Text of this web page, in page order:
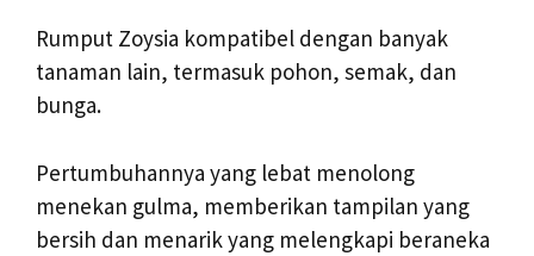
Rumput Zoysia kompatibel dengan banyak
tanaman lain, termasuk pohon, semak, dan
bunga.
Pertumbuhannya yang lebat menolong
menekan gulma, memberikan tampilan yang
bersih dan menarik yang melengkapi beraneka